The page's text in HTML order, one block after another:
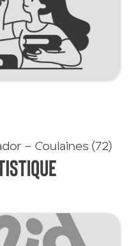
- Coulaines (72)